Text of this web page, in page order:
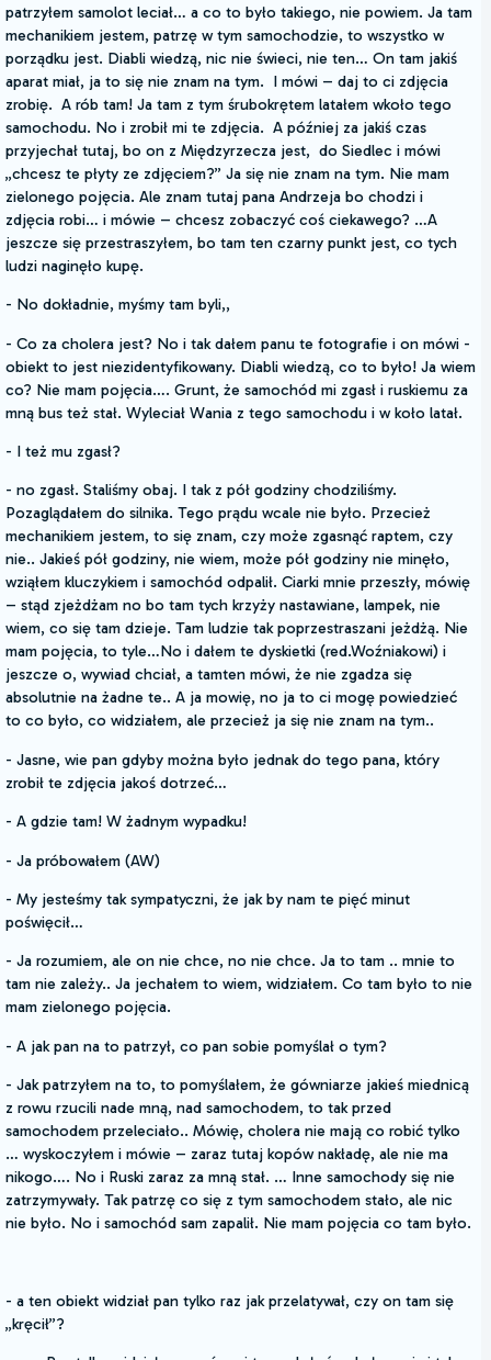
patrzyłem samolot leciał… a co to było takiego, nie powiem. Ja tam
mechanikiem jestem, patrzę w tym samochodzie, to wszystko w
porządku jest. Diabli wiedzą, nic nie świeci, nie ten… On tam jakiś
aparat miał, ja to się nie znam na tym. I mówi – daj to ci zdjęcia
zrobię. A rób tam! Ja tam z tym śrubokrętem latałem wkoło tego
samochodu. No i zrobił mi te zdjęcia. A później za jakiś czas
przyjechał tutaj, bo on z Międzyrzecza jest, do Siedlec i mówi
„chcesz te płyty ze zdjęciem?” Ja się nie znam na tym. Nie mam
zielonego pojęcia. Ale znam tutaj pana Andrzeja bo chodzi i
zdjęcia robi… i mówie – chcesz zobaczyć coś ciekawego? …A
jeszcze się przestraszyłem, bo tam ten czarny punkt jest, co tych
ludzi naginęło kupę.
- No dokładnie, myśmy tam byli,,
- Co za cholera jest? No i tak dałem panu te fotografie i on mówi -
obiekt to jest niezidentyfikowany. Diabli wiedzą, co to było! Ja wiem
co? Nie mam pojęcia…. Grunt, że samochód mi zgasł i ruskiemu za
mną bus też stał. Wyleciał Wania z tego samochodu i w koło latał.
- I też mu zgasł?
- no zgasł. Staliśmy obaj. I tak z pół godziny chodziliśmy.
Pozaglądałem do silnika. Tego prądu wcale nie było. Przecież
mechanikiem jestem, to się znam, czy może zgasnąć raptem, czy
nie.. Jakieś pół godziny, nie wiem, może pół godziny nie minęło,
wziąłem kluczykiem i samochód odpalił. Ciarki mnie przeszły, mówię
– stąd zjeżdżam no bo tam tych krzyży nastawiane, lampek, nie
wiem, co się tam dzieje. Tam ludzie tak poprzestraszani jeżdżą. Nie
mam pojęcia, to tyle…No i dałem te dyskietki (red.Woźniakowi) i
jeszcze o, wywiad chciał, a tamten mówi, że nie zgadza się
absolutnie na żadne te.. A ja mowię, no ja to ci mogę powiedzieć
to co było, co widziałem, ale przecież ja się nie znam na tym..
- Jasne, wie pan gdyby można było jednak do tego pana, który
zrobił te zdjęcia jakoś dotrzeć…
- A gdzie tam! W żadnym wypadku!
- Ja próbowałem (AW)
- My jesteśmy tak sympatyczni, że jak by nam te pięć minut
poświęcił…
- Ja rozumiem, ale on nie chce, no nie chce. Ja to tam .. mnie to
tam nie zależy.. Ja jechałem to wiem, widziałem. Co tam było to nie
mam zielonego pojęcia.
- A jak pan na to patrzył, co pan sobie pomyślał o tym?
- Jak patrzyłem na to, to pomyślałem, że gówniarze jakieś miednicą
z rowu rzucili nade mną, nad samochodem, to tak przed
samochodem przeleciało.. Mówię, cholera nie mają co robić tylko
… wyskoczyłem i mówie – zaraz tutaj kopów nakładę, ale nie ma
nikogo…. No i Ruski zaraz za mną stał. … Inne samochody się nie
zatrzymywały. Tak patrzę co się z tym samochodem stało, ale nic
nie było. No i samochód sam zapalił. Nie mam pojęcia co tam było.
- a ten obiekt widział pan tylko raz jak przelatywał, czy on tam się
„kręcił”?